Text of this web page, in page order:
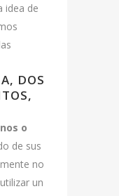
idea de
DOS
o
de sus
no
un